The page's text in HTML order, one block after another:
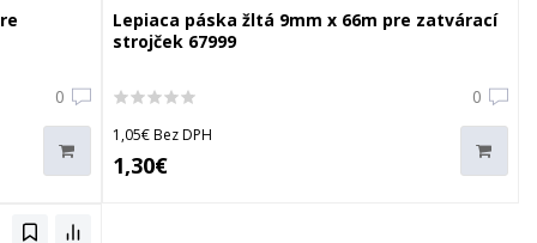
0
Lepiaca páska žltá 9mm x 66m pre zatvárací
strojček 67999
0
1,05€ Bez DPH
1,30€